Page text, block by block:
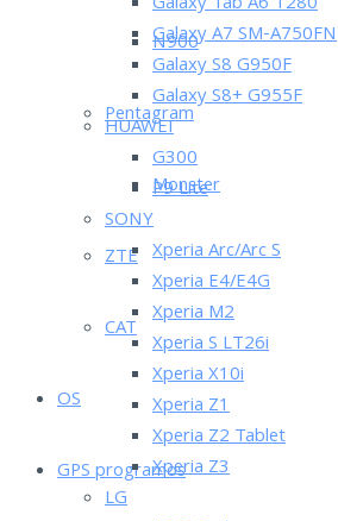
N900
Pentagram
Monster
ZTE
CAT
OS
GPS programos
Galaxy A7 SM-A750FN
Galaxy S8 G950F
Galaxy S8+ G955F
HUAWEI
G300
P9 Lite
SONY
Xperia Arc/Arc S
Xperia E4/E4G
Xperia M2
Xperia S LT26i
Xperia X10i
Xperia Z1
Xperia Z2 Tablet
Xperia Z3
LG